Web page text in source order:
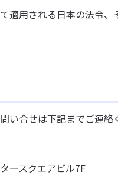
適用される日本の法令
い合せは下記までご連絡
ースクエアビル7F